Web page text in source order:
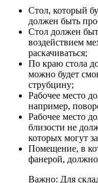
Стол, который
должен быть
Стол должен
воздействием
раскачиваться;
По краю стола
можно будет
струбцину;
Рабочее место
например,
Рабочее место
близости не
которых могут
Помещение, в
фанерой,
Важно: Для